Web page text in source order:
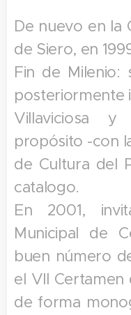
De nuevo en la
de Siero, en
Fin de Milenio:
posteriormente
Villaviciosa
propósito -con
de Cultura del
catalogo.
En 2001,
Municipal de
buen número
el VII Certamen
de forma